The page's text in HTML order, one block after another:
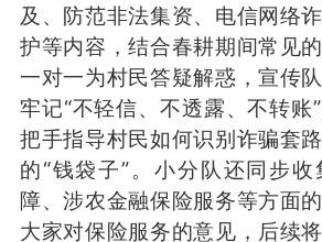
及、防范非法集资、电信网络
护等内容，结合春耕期间常见
一对一为村民答疑解惑，宣传
牢记“不轻信、不透露、不转账
把手指导村民如何识别诈骗套
的“钱袋子”。小分队还同步
障、涉农金融保险服务等方面
大家对保险服务的意见，后续